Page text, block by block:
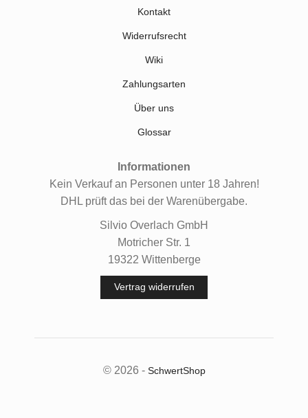
Kontakt
Widerrufsrecht
Wiki
Zahlungsarten
Über uns
Glossar
Informationen
Kein Verkauf an Personen unter 18 Jahren!
DHL prüft das bei der Warenübergabe.
Silvio Overlach GmbH
Motricher Str. 1
19322 Wittenberge
Vertrag widerrufen
© 2026 - SchwertShop